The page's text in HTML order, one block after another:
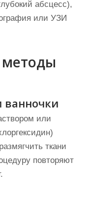
абсцесс),
или УЗИ
ванночки
или
ткани
повторяют